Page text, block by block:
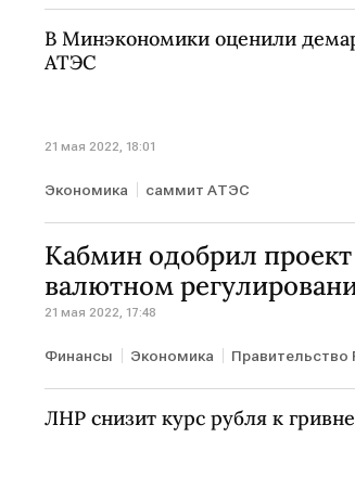
В Минэкономики оценили
АТЭС
21 мая 2022, 18:01
Экономика саммит АТЭС
Кабмин одобрил
валютном
21 мая 2022, 17:48
Финансы Экономика Правительство
ЛНР снизит курс рубля к гривне